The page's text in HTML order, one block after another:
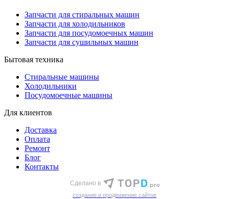
Запчасти для стиральных машин
Запчасти для холодильников
Запчасти для посудомоечных машин
Запчасти для сушильных машин
Бытовая техника
Стиральные машины
Холодильники
Посудомоечные машины
Для клиентов
Доставка
Оплата
Ремонт
Блог
Контакты
Сделано в
cоздание и продвижение сайтов